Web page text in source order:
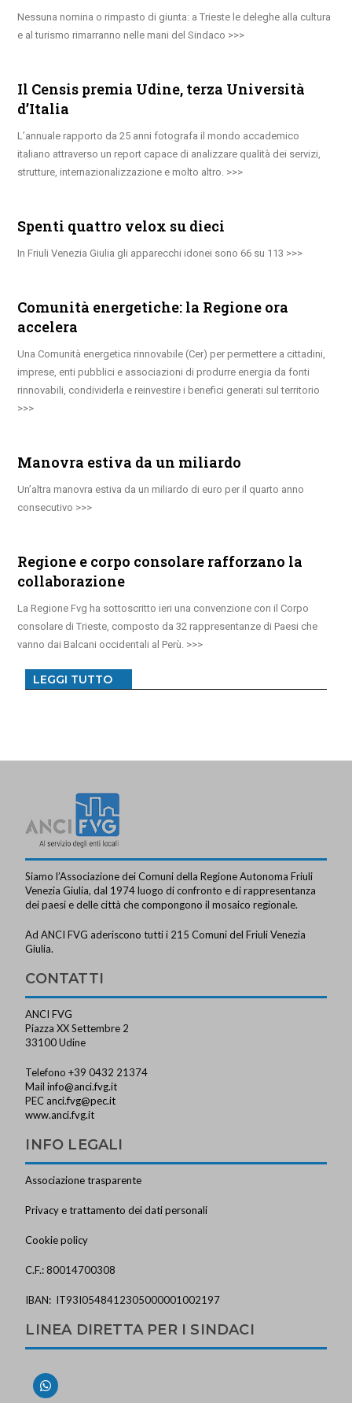
Nessuna nomina o rimpasto di giunta: a Trieste le deleghe alla cultura
e al turismo rimarranno nelle mani del Sindaco
Il Censis premia Udine, terza Università
d’Italia
L’annuale rapporto da 25 anni fotografa il mondo accademico
italiano attraverso un report capace di analizzare qualità dei servizi,
strutture, internazionalizzazione e molto altro.
Spenti quattro velox su dieci
In Friuli Venezia Giulia gli apparecchi idonei sono 66 su 113
Comunità energetiche: la Regione ora
accelera
Una Comunità energetica rinnovabile (Cer) per permettere a cittadini,
imprese, enti pubblici e associazioni di produrre energia da fonti
rinnovabili, condividerla e reinvestire i benefici generati sul territorio
Manovra estiva da un miliardo
Un’altra manovra estiva da un miliardo di euro per il quarto anno
consecutivo
Regione e corpo consolare rafforzano la
collaborazione
La Regione Fvg ha sottoscritto ieri una convenzione con il Corpo
consolare di Trieste, composto da 32 rappresentanze di Paesi che
vanno dai Balcani occidentali al Perù.
LEGGI TUTTO
Siamo l’Associazione dei Comuni della Regione Autonoma Friuli
Venezia Giulia, dal 1974 luogo di confronto e di rappresentanza
dei paesi e delle città che compongono il mosaico regionale.
Ad ANCI FVG aderiscono tutti i 215 Comuni del Friuli Venezia
Giulia.
CONTATTI
ANCI FVG
Piazza XX Settembre 2
33100 Udine
Telefono +39 0432 21374
Mailinfo@anci.fvg.it
PEC anci.fvg@pec.it
www.anci.fvg.it
INFO LEGALI
Associazione trasparente
Privacy e trattamento dei dati personali
Cookie policy
C.F.: 80014700308
IBAN: IT93I0548412305000001002197
LINEA DIRETTA PER I SINDACI